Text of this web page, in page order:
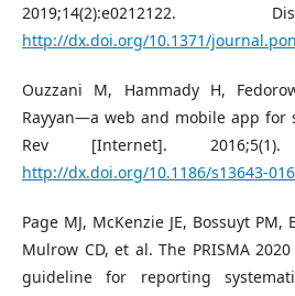
2019;14(2):e0212122.
http://dx.doi.org/10.1371/
Ouzzani M, Hammady H,
Rayyan—a web and mobile app for
Rev [Internet].
http://dx.doi.org/10.1186/s13643-
Page MJ, McKenzie JE, Bossuyt
Mulrow CD, et al. The PRISMA
guideline for reporting